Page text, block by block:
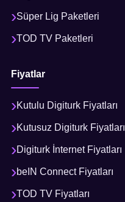
Süper Lig Paketleri
TOD TV Paketleri
Fiyatlar
Kutulu Digiturk Fiyatları
Kutusuz Digiturk Fiyatları
Digiturk İnternet Fiyatları
beIN Connect Fiyatları
TOD TV Fiyatları